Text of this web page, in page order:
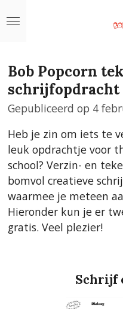
direct
hoofdinhoud
Bob Popcorn
schrijfopdracht
Gepubliceerd op 4
Heb je zin om iets te
leuk opdrachtje voor
school? Verzin- en
bomvol creatieve
waarmee je meteen
Hieronder kun je er
gratis. Veel plezier!
Schrijf